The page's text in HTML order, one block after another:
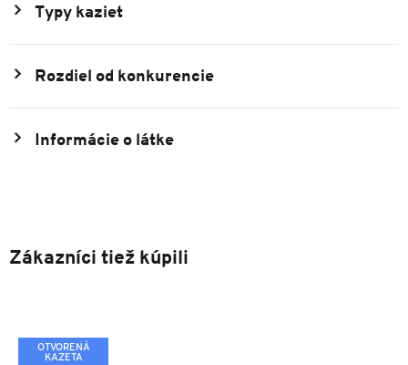
Typy kaziet
Rozdiel od konkurencie
Informácie o látke
Zákazníci tiež kúpili
OTVORENÁ
KAZETA